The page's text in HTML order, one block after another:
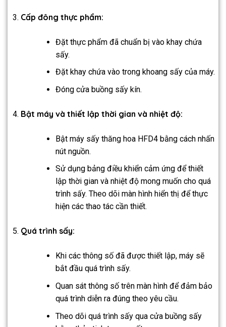
Cấp đông thực phẩm:
Đặt thực phẩm đã chuẩn bị vào khay chứa
sấy.
Đặt khay chứa vào trong khoang sấy của máy.
Đóng cửa buồng sấy kín.
Bật máy và thiết lập thời gian và nhiệt độ:
Bật máy sấy thăng hoa HFD4 bằng cách nhấn
nút nguồn.
Sử dụng bảng điều khiển cảm ứng để thiết
lập thời gian và nhiệt độ mong muốn cho quá
trình sấy. Theo dõi màn hình hiển thị để thực
hiện các thao tác cần thiết.
Quá trình sấy:
Khi các thông số đã được thiết lập, máy sẽ
bắt đầu quá trình sấy.
Quan sát thông số trên màn hình để đảm bảo
quá trình diễn ra đúng theo yêu cầu.
Theo dõi quá trình sấy qua cửa buồng sấy